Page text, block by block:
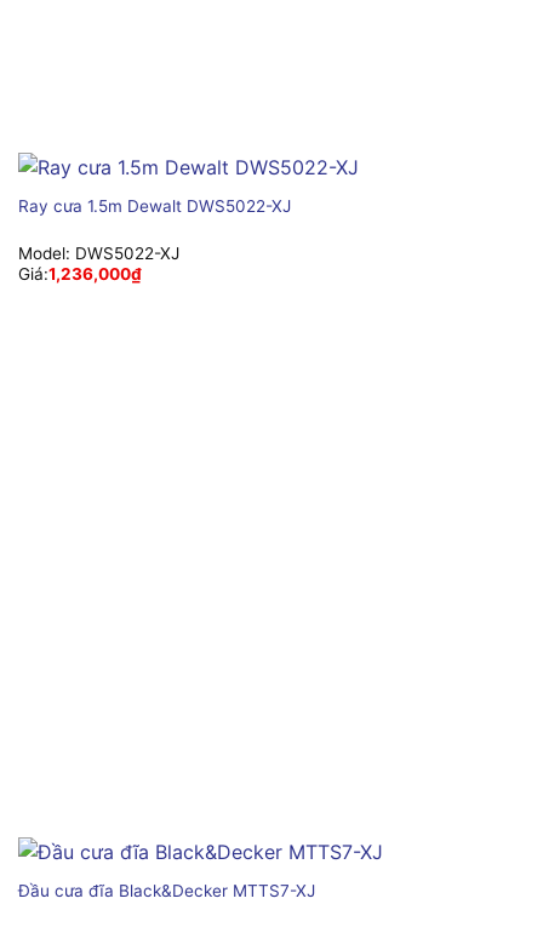
Ray cưa 1.5m Dewalt DWS5022-XJ
Model: DWS5022-XJ
Giá:1,236,000₫
Đầu cưa đĩa Black&Decker MTTS7-XJ